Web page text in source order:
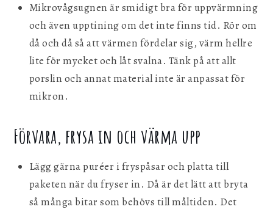
Mikrovågsugnen är smidigt bra för uppvärmning
och även upptining om det inte finns tid. Rör om
då och då så att värmen fördelar sig, värm hellre
lite för mycket och låt svalna. Tänk på att allt
porslin och annat material inte är anpassat för
mikron.
Förvara, frysa in och värma upp
Lägg gärna puréer i fryspåsar och platta till
paketen när du fryser in. Då är det lätt att bryta
så många bitar som behövs till måltiden. Det